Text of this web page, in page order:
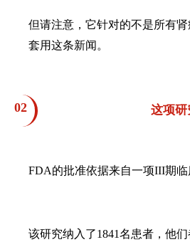
但请注意，它针对的不是所有
套用这条新闻。
02 这项研
FDA的批准依据来自一项III期临
该研究纳入了1841名患者，他